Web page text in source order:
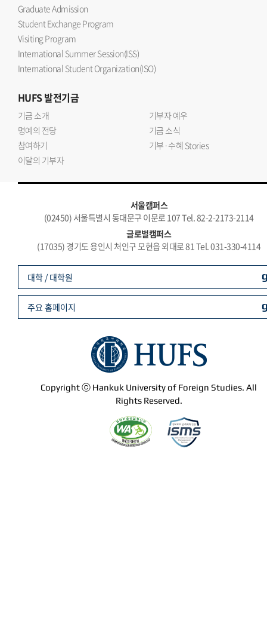
Graduate Admission
Student Exchange Program
Visiting Program
International Summer Session(ISS)
International Student Organization(ISO)
HUFS발전기금
기금 소개
기부자 예우
명예의 전당
기금 소식
참여하기
기부·수혜 Stories
이달의 기부자
서울캠퍼스
(02450) 서울특별시 동대문구 이문로 107 Tel. 82-2-2173-2114
글로벌캠퍼스
(17035) 경기도 용인시 처인구 모현읍 외대로 81 Tel. 031-330-4114
Copyright ⓒ Hankuk University of Foreign Studies. All
Rights Reserved.
대학 / 대학원
주요 홈페이지